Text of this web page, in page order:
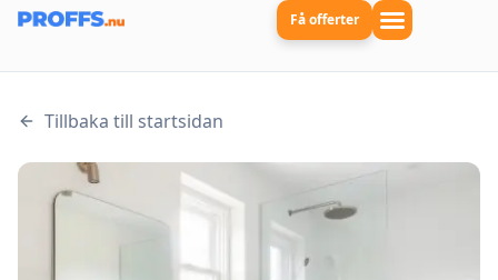
Få offerter
Tillbaka till startsidan